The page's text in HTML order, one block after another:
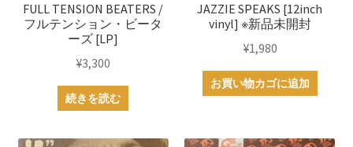
FULL TENSION BEATERS /
フルテンション・ビータ
ーズ [LP]
¥3,300
続きを読む
JAZZIE SPEAKS [12inch
vinyl] ※新品未開封
¥1,980
お買い物カゴに追加